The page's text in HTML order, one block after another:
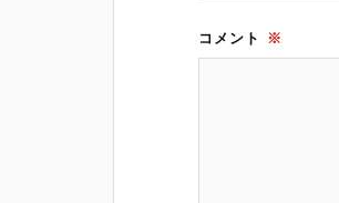
コメント ※